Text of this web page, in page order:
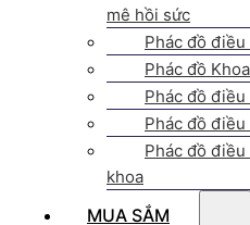
mê hồi sức
Phác đồ
Phác đồ
Phác đồ
Phác đồ
Phác đồ
khoa
MUA SẮM